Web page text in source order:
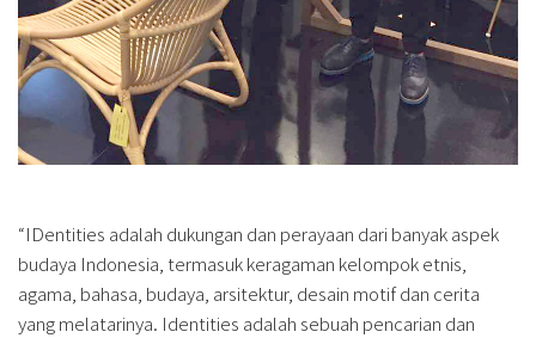
“IDentities adalah dukungan dan perayaan dari banyak aspek
budaya Indonesia, termasuk keragaman kelompok etnis,
agama, bahasa, budaya, arsitektur, desain motif dan cerita
yang melatarinya. Identities adalah sebuah pencarian dan